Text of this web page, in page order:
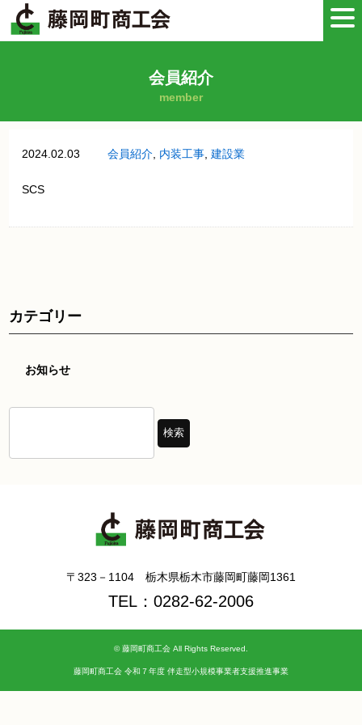
会員紹介
member
2024.02.03 会員紹介 内装工事 ,建設業
SCS
カテゴリー
お知らせ
〒323－1104 栃木県栃木市藤岡町藤岡1361
TEL：0282-62-2006
©藤岡町商工会 All Rights Reserved.
藤岡町商工会 令和７年度 伴走型小規模事業者支援推進事業